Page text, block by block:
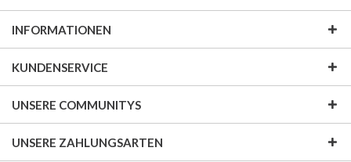
INFORMATIONEN
KUNDENSERVICE
UNSERE COMMUNITYS
UNSERE ZAHLUNGSARTEN